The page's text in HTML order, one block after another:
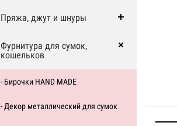
Пряжа, джут и шнуры
Фурнитура для сумок,
кошельков
- Бирочки HAND MADE
- Декор металлический для сумок